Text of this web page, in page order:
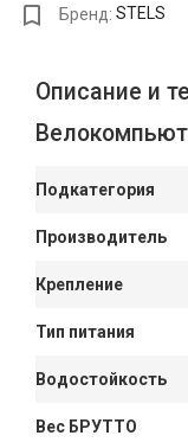
Бренд: STELS
Описание и
Подкатегория
Производитель
Крепление
Тип питания
Водостойкость
Вес БРУТТО